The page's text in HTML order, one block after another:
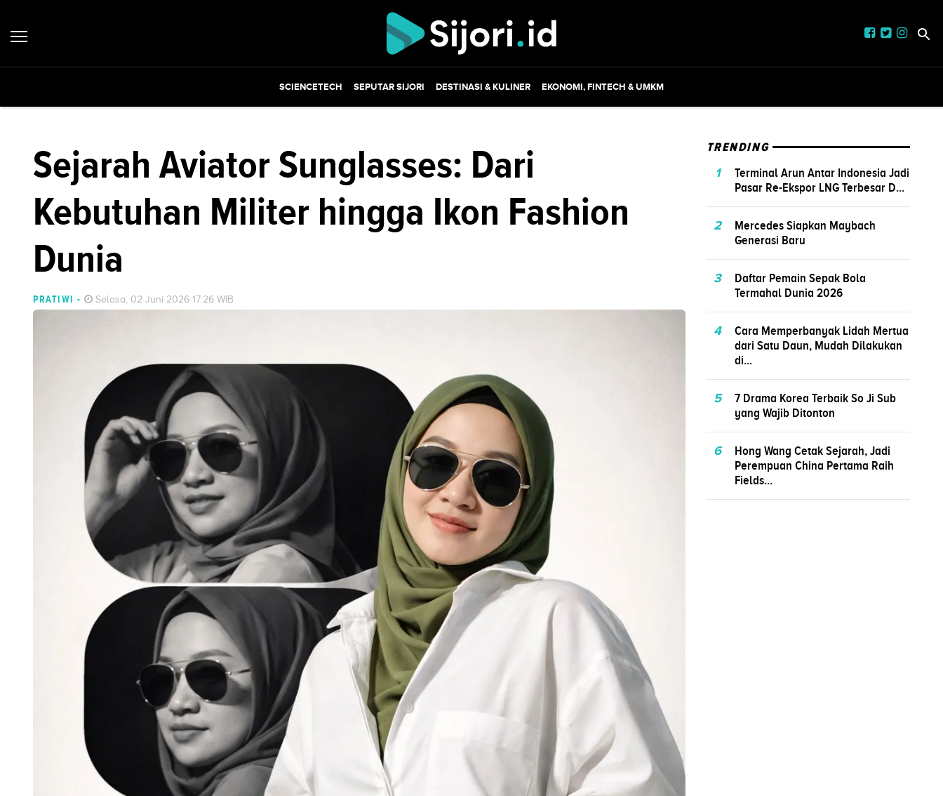
SCIENCETECH SEPUTAR SIJORI DESTINASI & KULINER EKONOMI, FINTECH & UMKM
Sejarah Aviator Sunglasses: Dari
Kebutuhan Militer hingga Ikon Fashion
Dunia
PRATIWI - Selasa, 02 Juni 2026 17:26 WIB
TRENDING
1
Terminal Arun Antar Indonesia Jadi
Pasar Re-Ekspor LNG Terbesar D...
2
Mercedes Siapkan Maybach
Generasi Baru
3
Daftar Pemain Sepak Bola
Termahal Dunia 2026
4
Cara Memperbanyak Lidah Mertua
dari Satu Daun, Mudah Dilakukan
di...
5
7 Drama Korea Terbaik So Ji Sub
yang Wajib Ditonton
6
Hong Wang Cetak Sejarah, Jadi
Perempuan China Pertama Raih
Fields...